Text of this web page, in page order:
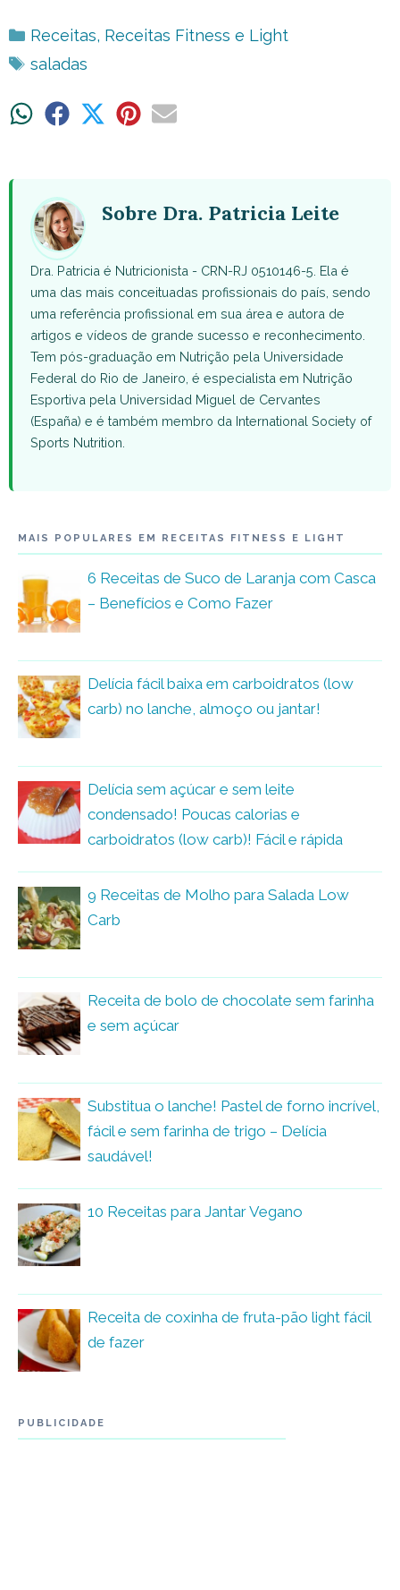
Categorias
Receitas, Receitas Fitness e Light
Tags
saladas
ShareShare ShareShareShare
Sobre Dra. Patricia Leite
Dra. Patricia é Nutricionista - CRN-RJ 0510146-5. Ela é
uma das mais conceituadas profissionais do país, sendo
uma referência profissional em sua área e autora de
artigos e vídeos de grande sucesso e reconhecimento.
Tem pós-graduação em Nutrição pela Universidade
Federal do Rio de Janeiro, é especialista em Nutrição
Esportiva pela Universidad Miguel de Cervantes
(España) e é também membro da International Society of
Sports Nutrition.
MAIS POPULARES EM RECEITAS FITNESS E LIGHT
6 Receitas de Suco de Laranja com Casca
– Benefícios e Como Fazer
Delícia fácil baixa em carboidratos (low
carb) no lanche, almoço ou jantar!
Delícia sem açúcar e sem leite
condensado! Poucas calorias e
carboidratos (low carb)! Fácil e rápida
9 Receitas de Molho para Salada Low
Carb
Receita de bolo de chocolate sem farinha
e sem açúcar
Substitua o lanche! Pastel de forno incrível,
fácil e sem farinha de trigo – Delícia
saudável!
10 Receitas para Jantar Vegano
Receita de coxinha de fruta-pão light fácil
de fazer
PUBLICIDADE